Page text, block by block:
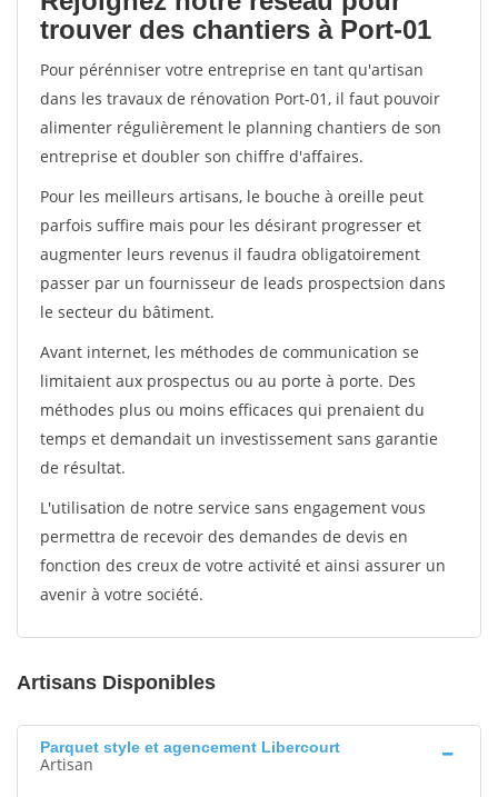
trouver des chantiers à Port-01
Pour pérénniser votre entreprise en tant qu'artisan
dans les travaux de rénovation Port-01, il faut pouvoir
alimenter régulièrement le planning chantiers de son
entreprise et doubler son chiffre d'affaires.
Pour les meilleurs artisans, le bouche à oreille peut
parfois suffire mais pour les désirant progresser et
augmenter leurs revenus il faudra obligatoirement
passer par un fournisseur de leads prospectsion dans
le secteur du bâtiment.
Avant internet, les méthodes de communication se
limitaient aux prospectus ou au porte à porte. Des
méthodes plus ou moins efficaces qui prenaient du
temps et demandait un investissement sans garantie
de résultat.
L'utilisation de notre service sans engagement vous
permettra de recevoir des demandes de devis en
fonction des creux de votre activité et ainsi assurer un
avenir à votre société.
Artisans Disponibles
Parquet style et agencement Libercourt
Artisan